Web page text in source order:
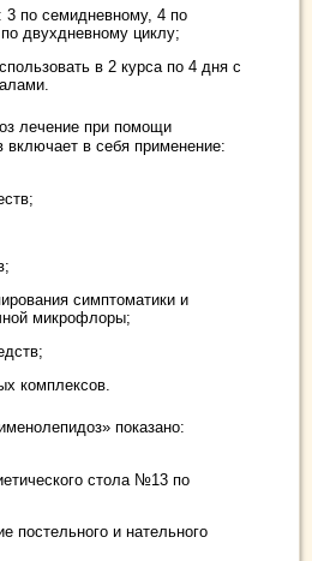
3 по семидневному, 4 по
двухдневному циклу;
в 2 курса по 4 дня с
лечение при помощи
включает в себя применение:
симптоматики и
микрофлоры;
комплексов.
показано:
стола №13 по
постельного и нательного